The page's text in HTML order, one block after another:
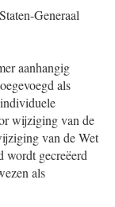
Generaal
aanhangig
als
wijziging van de
van de Wet
gecreëerd
als